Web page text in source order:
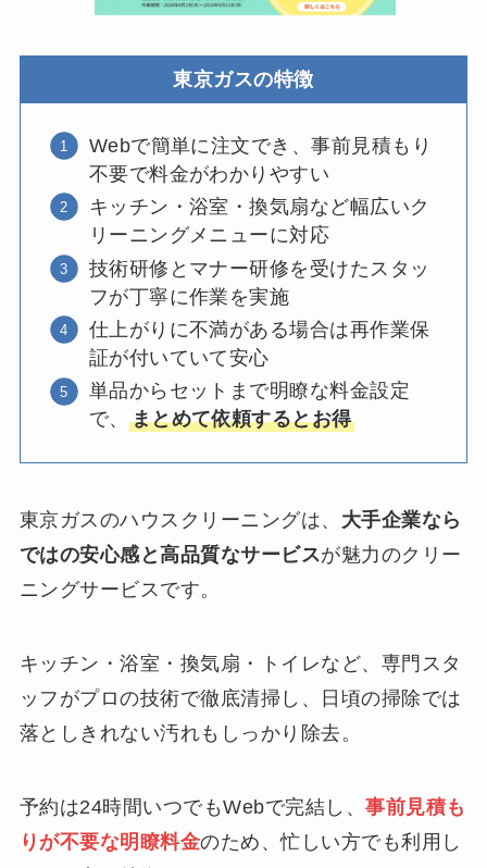
東京ガスの特徴
Webで簡単に注文でき、事前見積もり
不要で料金がわかりやすい
キッチン・浴室・換気扇など幅広いク
リーニングメニューに対応
技術研修とマナー研修を受けたスタッ
フが丁寧に作業を実施
仕上がりに不満がある場合は再作業保
証が付いていて安心
単品からセットまで明瞭な料金設定
で、 まとめて依頼するとお得
東京ガスのハウスクリーニングは、 大手企業なら
ではの安心感と高品質なサービスが魅力のクリー
ニングサービスです。
キッチン・浴室・換気扇・トイレなど、専門スタ
ッフがプロの技術で徹底清掃し、日頃の掃除では
落としきれない汚れもしっかり除去。
予約は24時間いつでもWebで完結し、事前見積も
りが不要な明瞭料金のため、忙しい方でも利用し